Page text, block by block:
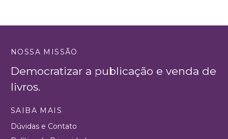
NOSSA MISSÃO
Democratizar a publicação e venda de
livros.
SAIBA MAIS
Dúvidas e Contato